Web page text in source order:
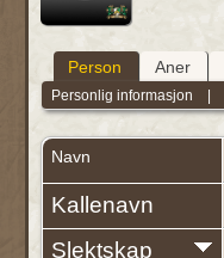
Person Aner
Personlig informasjon |
Navn
Kallenavn
Slektskap